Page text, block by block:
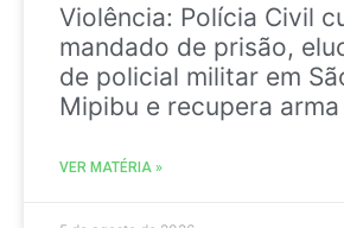
Violência: Polícia Civil
mandado de prisão,
de policial militar em
Mipibu e recupera
VER MATÉRIA »